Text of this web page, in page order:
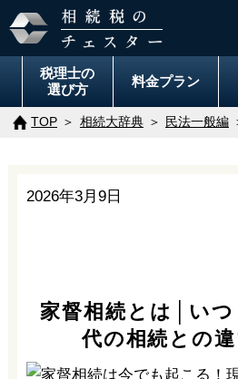
税理士の
選び方
料金プラン
TOP 相続大辞典 民法一般編
2026年3月9日
家督相続とは│い
代の相続との